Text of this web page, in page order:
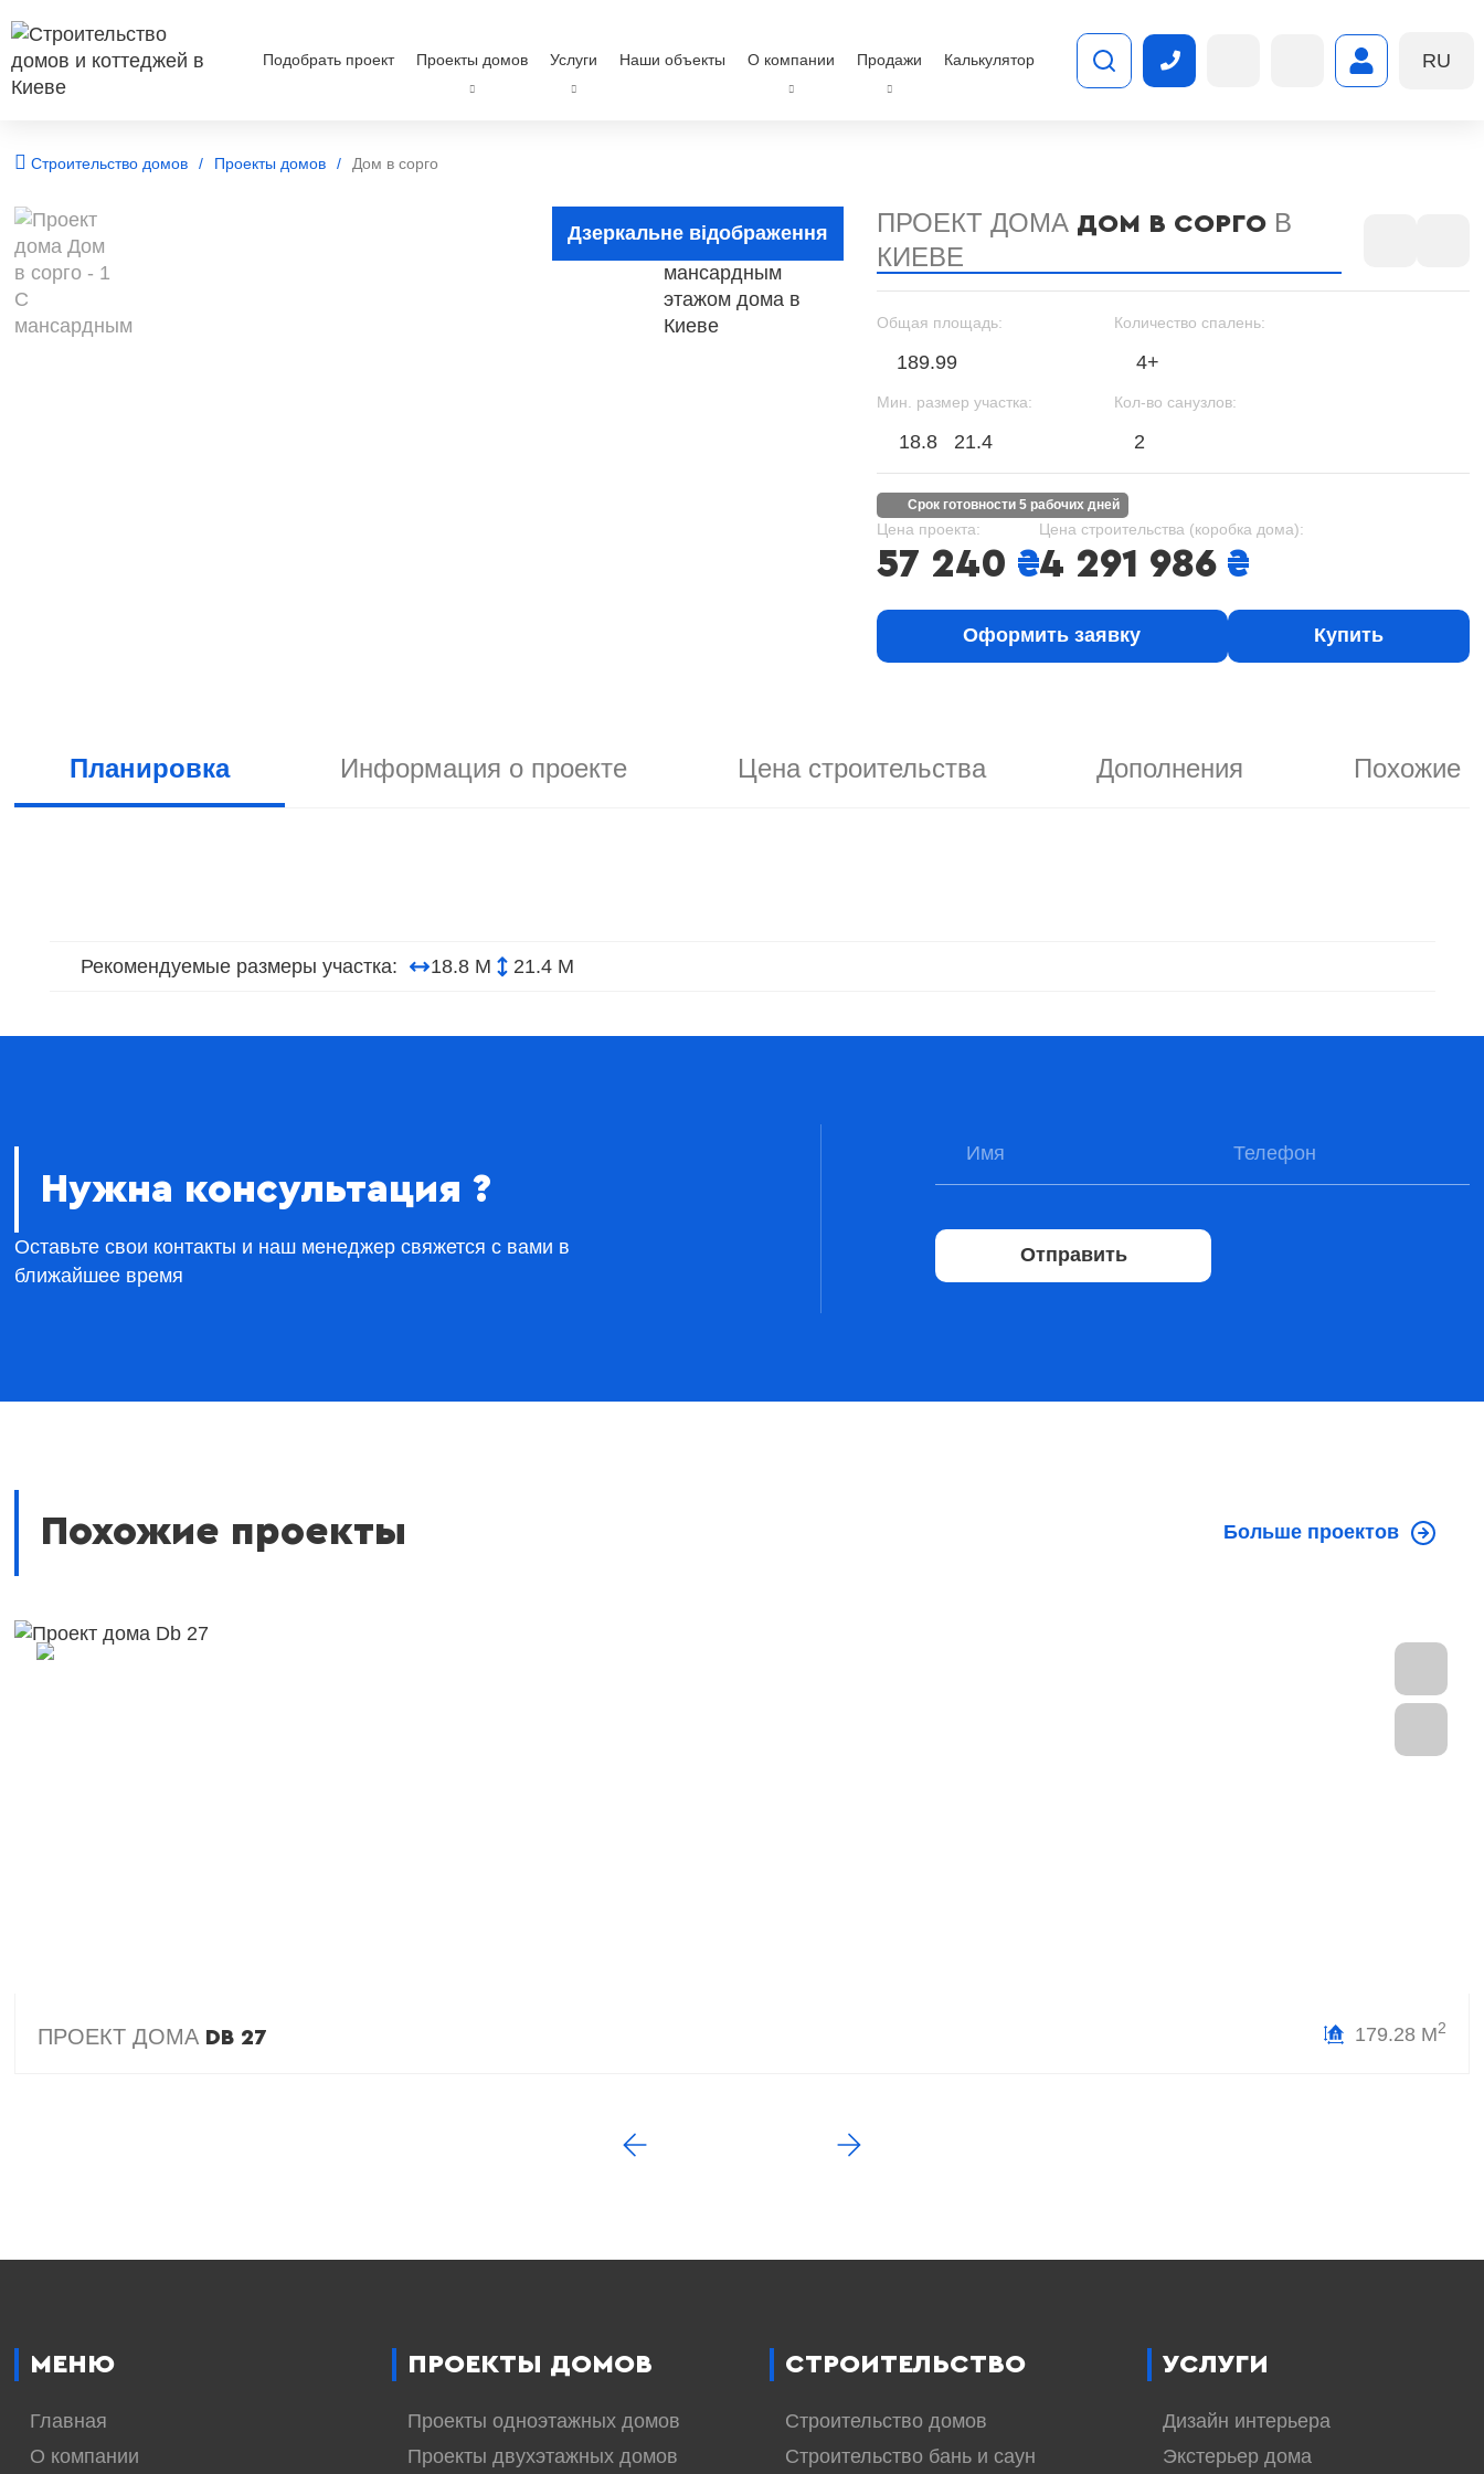
Подобрать проект Проекты домов Услуги Наши объекты О компании Продажи Калькулятор RU
Строительство домов Проекты домов Дом в сорго
Дзеркальне відображення ПРОЕКТ ДОМА ДОМ В СОРГО В
КИЕВЕ
Общая площадь:
189.99
Количество спалень:
4+
Мин. размер участка:
18.8 21.4
Кол-во санузлов:
2
срок готовности 5 рабочих дней
Цена проекта:
57 240 ₴
Цена строительства (коробка дома):
4 291 986 ₴
Оформить заявку Купить
Планировка Информация о проекте Цена строительства Дополнения Похожие
Рекомендуемые размеры участка: 18.8 М 21.4 М
Нужна консультация ?
Оставьте свои контакты и наш менеджер свяжется с вами в
ближайшее время
Отправить
Похожие проекты Больше проектов
ПРОЕКТ ДОМА DB 27 179.28 М2
МЕНЮ
Главная
О компании
ПРОЕКТЫ ДОМОВ
Проекты одноэтажных домов
Проекты двухэтажных домов
СТРОИТЕЛЬСТВО
Строительство домов
Строительство бань и саун
УСЛУГИ
Дизайн интерьера
Экстерьер дома